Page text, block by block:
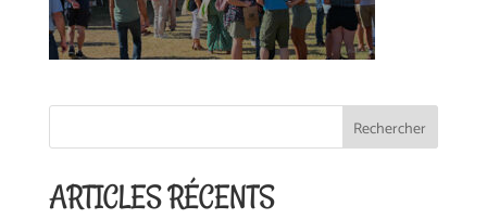
ARTICLES RÉCENTS